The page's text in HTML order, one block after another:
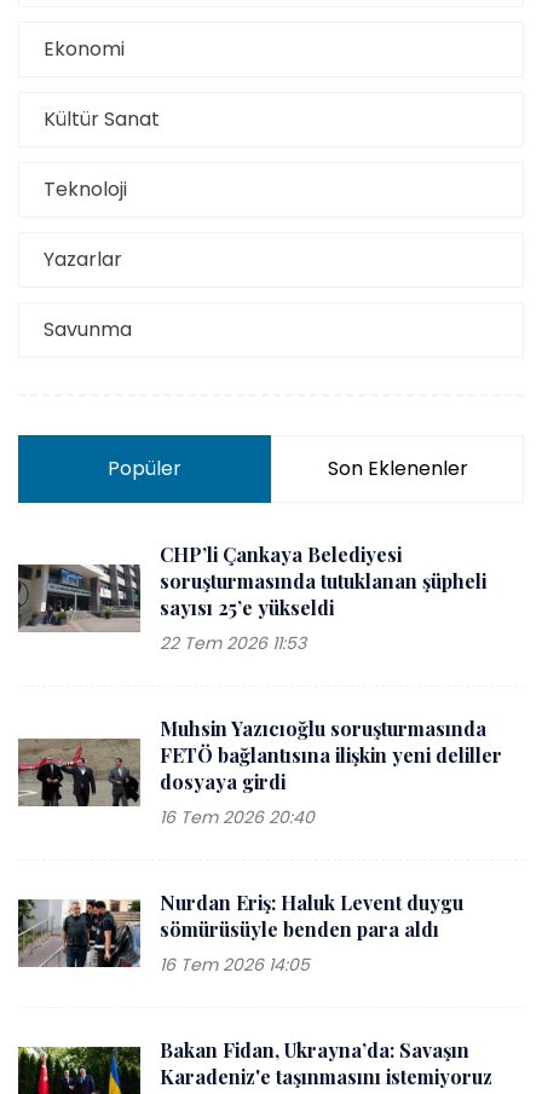
Ekonomi
Kültür Sanat
Teknoloji
Yazarlar
Savunma
Popüler Son Eklenenler
CHP’li Çankaya Belediyesi
soruşturmasında tutuklanan şüpheli
sayısı 25’e yükseldi
22 Tem 2026 11:53
Muhsin Yazıcıoğlu soruşturmasında
FETÖ bağlantısına ilişkin yeni deliller
dosyaya girdi
16 Tem 2026 20:40
Nurdan Eriş: Haluk Levent duygu
sömürüsüyle benden para aldı
16 Tem 2026 14:05
Bakan Fidan, Ukrayna’da: Savaşın
Karadeniz'e taşınmasını istemiyoruz